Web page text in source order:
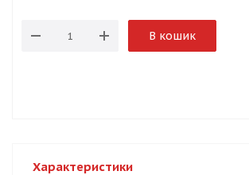
В кошик
Характеристики